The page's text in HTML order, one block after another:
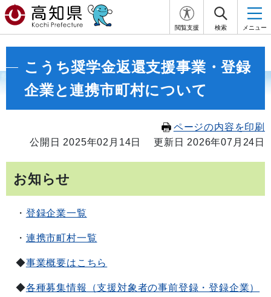
閲覧支援 検索 メニュー
こうち奨学金返還支援事業・登録
企業と連携市町村について
ページの内容を印刷
公開日 2025年02月14日
更新日 2026年07月24日
お知らせ
・ 登録企業一覧
・ 連携市町村一覧
◆事業概要はこちら
◆各種募集情報（支援対象者の事前登録・登録企業）